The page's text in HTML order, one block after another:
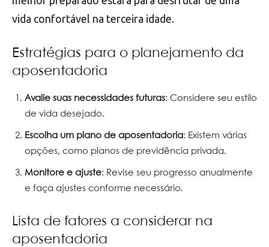
vida confortável na terceira idade.
Estratégias para o planejamento da
aposentadoria
Avalie suas necessidades futuras: Considere seu estilo
de vida desejado.
Escolha um plano de aposentadoria: Existem várias
opções, como planos de previdência privada.
Monitore e ajuste: Revise seu progresso anualmente
e faça ajustes conforme necessário.
Lista de fatores a considerar na
aposentadoria